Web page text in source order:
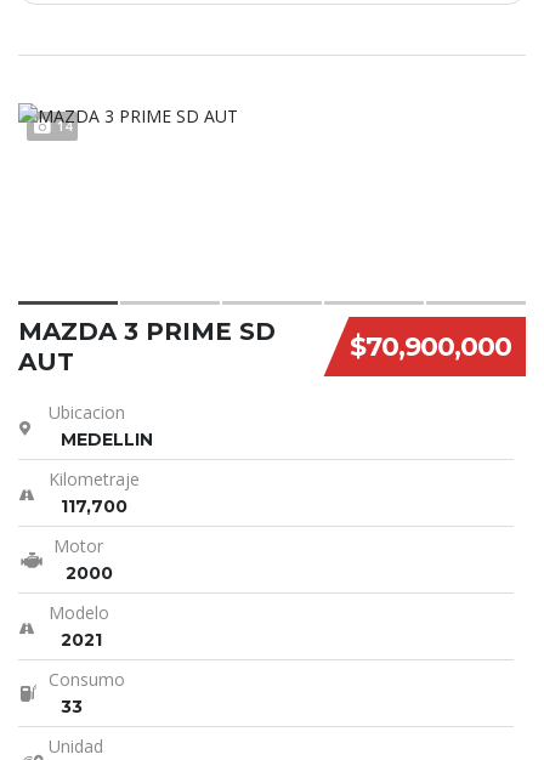
14
$70,900,000
MAZDA 3 PRIME SD
AUT
Ubicacion
MEDELLIN
Kilometraje
117,700
Motor
2000
Modelo
2021
Consumo
33
Unidad